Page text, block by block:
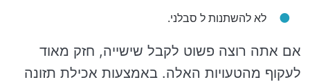
לא להשתנות ל סבלני.
אם אתה רוצה פשוט לקבל שישייה, חזק מאוד
לעקוף מהטעויות האלה. באמצעות אכילת תזונה